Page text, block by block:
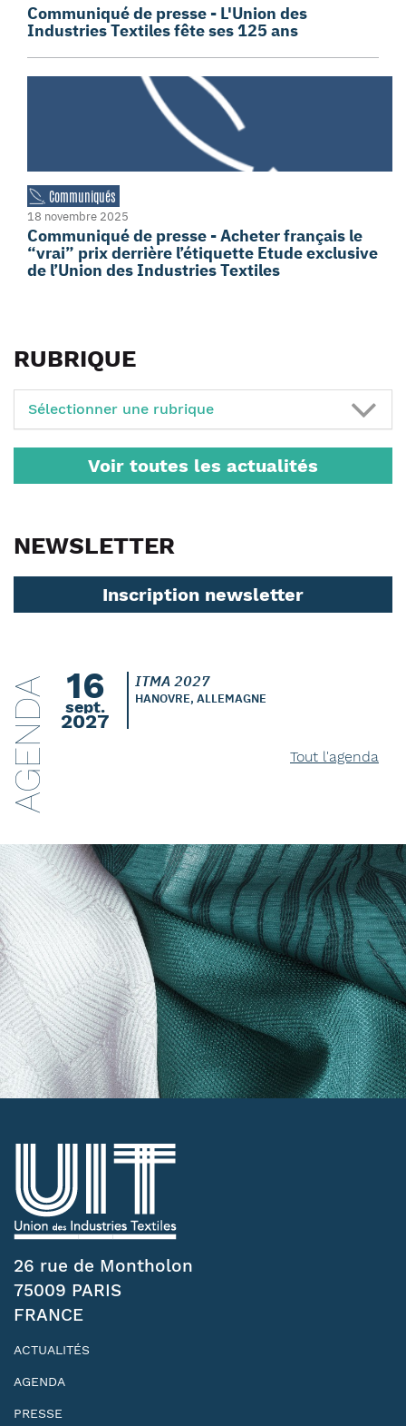
Communiqué de presse - L'Union des
Industries Textiles fête ses 125 ans
Communiqués
18 novembre 2025
Communiqué de presse - Acheter français le
“vrai” prix derrière l’étiquette Etude exclusive
de l’Union des Industries Textiles
RUBRIQUE
Sélectionner une rubrique
Voir toutes les actualités
NEWSLETTER
Inscription newsletter
AGENDA 16
sept.
2027
ITMA 2027
HANOVRE, ALLEMAGNE
Tout l'agenda
26 rue de Montholon
75009 PARIS
FRANCE
ACTUALITÉS
AGENDA
PRESSE